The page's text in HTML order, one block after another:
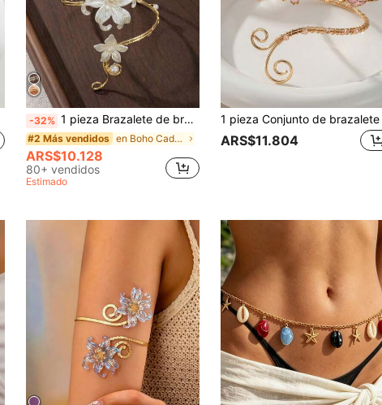
-32% 1 pieza Brazalete de brazo superior con flor espiral para mujer con perlas falsas de tono dorado, joyería bohemia de verano, adecuada para decoración diaria de mujeres, vacaciones de verano en la playa, combinación de atuendos, citas, fiestas, regalo de vacaciones, forma de perla aleatoria
#2 Más vendidos en Boho Cadenas corporales para mujeres
ARS$10.128
80+ vendidos
Estimado
ARS$11.804